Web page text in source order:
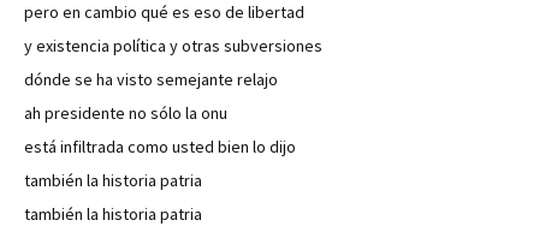
pero en cambio qué es eso de libertad
y existencia política y otras subversiones
dónde se ha visto semejante relajo
ah presidente no sólo la onu
está infiltrada como usted bien lo dijo
también la historia patria
también la historia patria